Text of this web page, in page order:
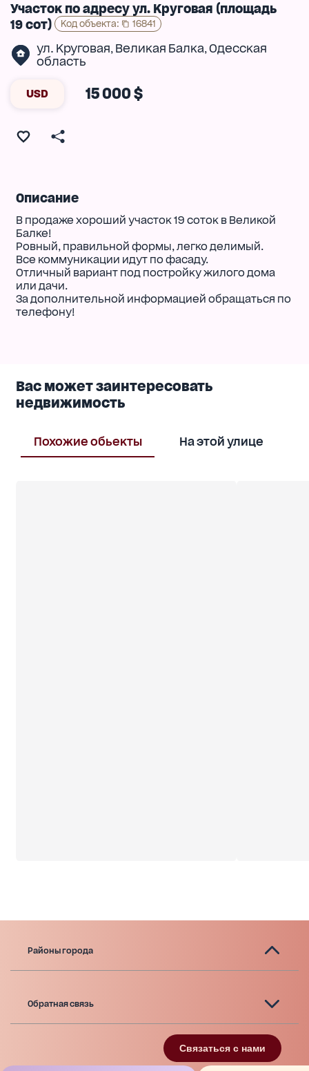
Участок по адресу ул. Круговая (площадь
19 сот)
Код объекта: 16841
ул. Круговая, Великая Балка,Одесская
область
USD 15 000 $
Описание
В продаже хороший участок 19 соток в Великой
Балке!
Ровный, правильной формы, легко делимый.
Все коммуникации идут по фасаду.
Отличный вариант под постройку жилого дома
или дачи.
За дополнительной информацией обращаться по
телефону!
Вас может заинтересовать
недвижимость
Похожие обьекты На этой улице
Районы города
Обратная связь
Связаться с нами